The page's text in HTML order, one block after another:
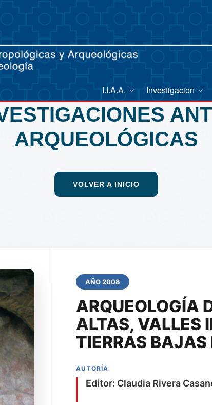
I.I.A.A. Investigacion
ARQUEOLÓGICAS
VOLVER A INICIO
AÑO 2008
ARQUEOLOGÍA
ALTAS, VALLES
TIERRAS
AUTORÍA
Editor: Claudia Rivera